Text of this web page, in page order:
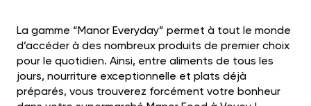
La gamme “Manor Everyday” permet à tout le monde
d’accéder à des nombreux produits de premier choix
pour le quotidien. Ainsi, entre aliments de tous les
jours, nourriture exceptionnelle et plats déjà
préparés, vous trouverez forcément votre bonheur